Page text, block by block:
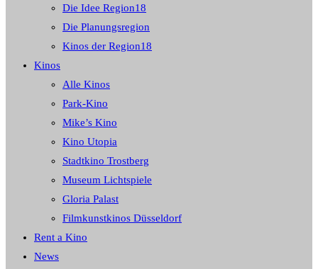
Die Idee Region18
Die Planungsregion
Kinos der Region18
Kinos
Alle Kinos
Park-Kino
Mike’s Kino
Kino Utopia
Stadtkino Trostberg
Museum Lichtspiele
Gloria Palast
Filmkunstkinos Düsseldorf
Rent a Kino
News